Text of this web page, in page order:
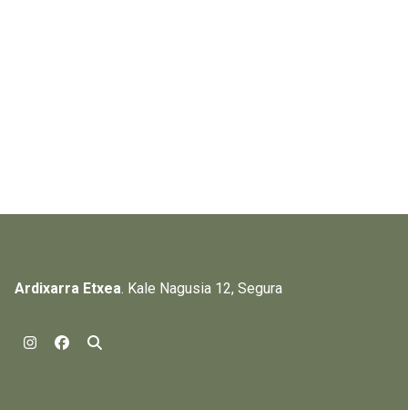
Ardixarra Etxea . Kale Nagusia 12, Segura
Instagram
Facebook